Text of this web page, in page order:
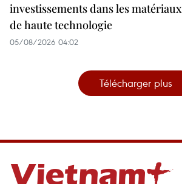
investissements dans les matériaux
de haute technologie
05/08/2026 04:02
Télécharger plus